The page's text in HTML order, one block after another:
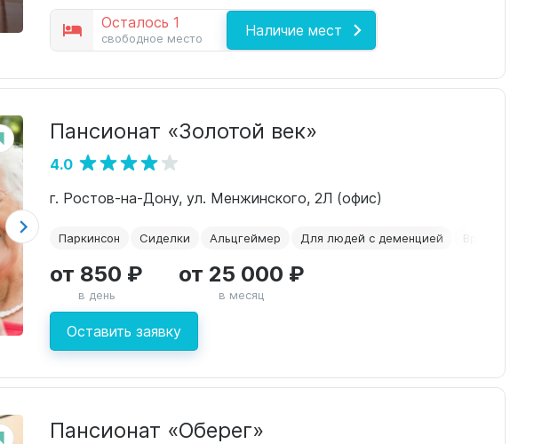
Осталось 1
свободное место Наличие мест
Пансионат «Золотой век»
4.0
г. Ростов-на-Дону, ул. Менжинского, 2Л (офис)
Паркинсон Сиделки Альцгеймер Для людей с деменцией Временное
Оставить заявку
от 850 ₽
в день
от 25 000 ₽
в месяц
Пансионат «Оберег»